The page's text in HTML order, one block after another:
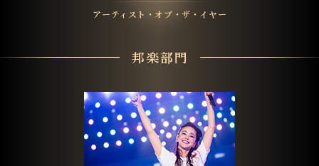
アーティスト・オブ・ザ・イヤー
邦楽部門